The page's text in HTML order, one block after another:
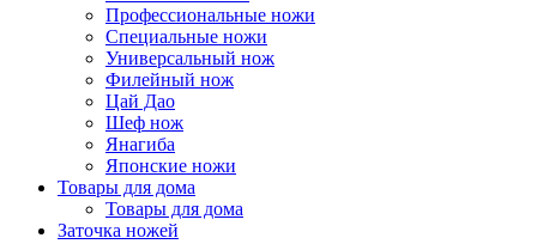
Профессиональные ножи
Специальные ножи
Универсальный нож
Филейный нож
Цай Дао
Шеф нож
Янагиба
Японские ножи
Товары для дома
Товары для дома
Заточка ножей